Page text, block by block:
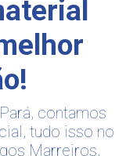
contamos
tudo isso no
Marreiros,